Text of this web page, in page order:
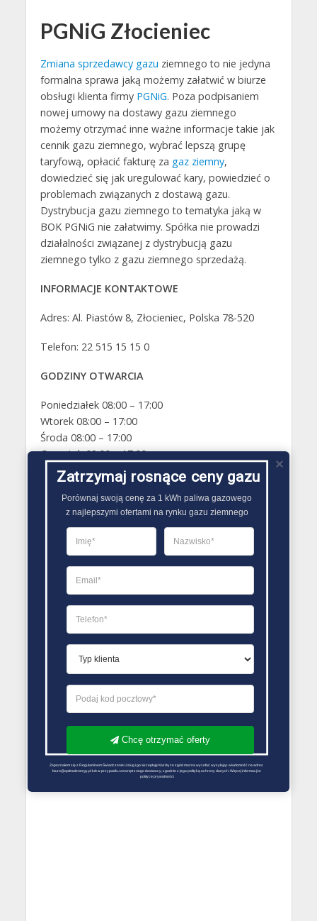
PGNiG Złocieniec
Zmiana sprzedawcy gazu ziemnego to nie jedyna
formalna sprawa jaką możemy załatwić w biurze
obsługi klienta firmy PGNiG. Poza podpisaniem
nowej umowy na dostawy gazu ziemnego
możemy otrzymać inne ważne informacje takie jak
cennik gazu ziemnego, wybrać lepszą grupę
taryfową, opłacić fakturę za gaz ziemny,
dowiedzieć się jak uregulować kary, powiedzieć o
problemach związanych z dostawą gazu.
Dystrybucja gazu ziemnego to tematyka jaką w
BOK PGNiG nie załatwimy. Spółka nie prowadzi
działalności związanej z dystrybucją gazu
ziemnego tylko z gazu ziemnego sprzedażą.
INFORMACJE KONTAKTOWE
Adres: Al. Piastów 8, Złocieniec, Polska 78-520
Telefon: 22 515 15 15 0
GODZINY OTWARCIA
Poniedziałek 08:00 – 17:00
Wtorek 08:00 – 17:00
Środa 08:00 – 17:00
Czwartek 08:00 – 17:00
Piątek 08:00 – 17:00
Sobota Zamknięte
Niedziela Zamknięte
PORÓWNYWARKA OFERT GAZU
Zatrzymaj rosnące ceny gazu
Porównaj swoją cenę za 1 kWh paliwa gazowego
z najlepszymi ofertami na rynku gazu ziemnego
Chcę otrzymać oferty
Zapoznałem się z Regulaminem Świadczenie Usług i go akceptuję Każdą ze zgód można wycofać wysyłając wiadomość na adres
biuro@optimalenergy.pl lub w przypadku zewnętrznego dostawcy, zgodnie z jego polityką ochrony danych. Więcej informacji w
polityce prywatności